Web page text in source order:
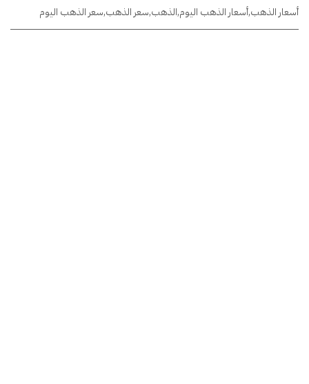
أسعار الذهب,أسعار الذهب اليوم,الذهب,سعر الذهب,سعر الذهب اليوم